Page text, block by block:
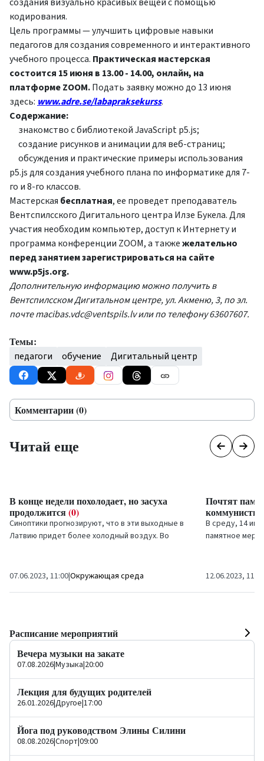
создания визуально красивых вещей с помощью
кодирования.
Цель программы — улучшить цифровые навыки
педагогов для создания современного и интерактивного
учебного процесса. Практическая мастерская
состоится 15 июня в 13.00 - 14.00, онлайн, на
платформе ZOOM.Подать заявку можно до 13 июня
здесь:www.adre.se/labapraksekurss.
Содержание:
знакомство с библиотекой JavaScript p5.js;
создание рисунков и анимации для веб-страниц;
обсуждения и практические примеры использования
p5.js для создания учебного плана по информатике для 7-
го и 8-го классов.
Мастерская бесплатная, ее проведет преподаватель
Вентспилсского Дигитального центра Илзе Букела. Для
участия необходим компьютер, доступ к Интернету и
программа конференции ZOOM, а такжежелательно
перед занятием зарегистрироваться на сайте
www.p5js.org.
Дополнительную информацию можно получить в
Вентспилсском Дигитальном центре, ул. Акменю, 3, по эл.
почтеmacibas.vdc@ventspils.lvили по телефону 63607607.
Темы:
педагоги обучение Дигитальный центр
Комментарии (0)
Читай еще
В конце недели похолодает, но засуха
продолжится(0)
Синоптики прогнозируют, что в эти выходные в
Латвию придет более холодный воздух. Во
07.06.2023, 11:00|Окружающая среда
Почтят
В среду, 14
памятное
12.06.2023, 11:05
Расписание мероприятий
Вечера музыки на закате
07.08.2026|Музыка|20:00
Лекция для будущих родителей
26.01.2026|Другое|17:00
Йога под руководством Элины Силини
08.08.2026|Спорт|09:00